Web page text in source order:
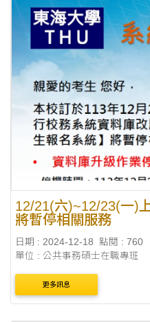
12/21(六)~12/23(一)
將暫停相關服務
日期 : 2024-12-18
點閱 : 760
單位 : 公共事務碩士在職專班
更多訊息